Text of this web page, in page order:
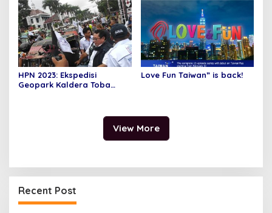
Kemasan Baru
HPN 2023: Ekspedisi
Geopark Kaldera Toba
Love Fun Taiwan” is back!
View More
Recent Post